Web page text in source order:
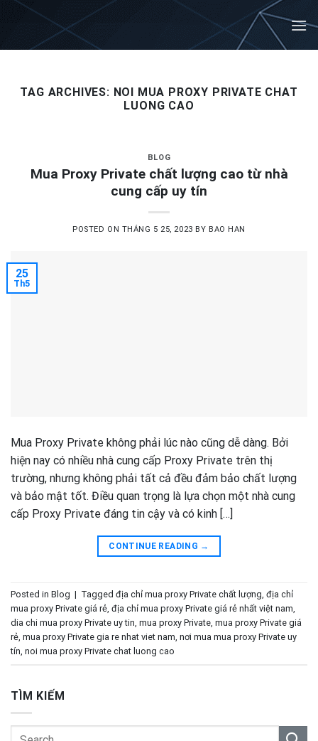
Skip
content
TAG ARCHIVES: NOI MUA PROXY PRIVATE CHAT
LUONG CAO
BLOG
Mua Proxy Private chất lượng cao từ nhà
cung cấp uy tín
POSTED ON THÁNG 5 25, 2023 BY BAO HAN
25
Th5
Mua Proxy Private không phải lúc nào cũng dễ dàng. Bởi
hiện nay có nhiều nhà cung cấp Proxy Private trên thị
trường, nhưng không phải tất cả đều đảm bảo chất lượng
và bảo mật tốt. Điều quan trọng là lựa chọn một nhà cung
cấp Proxy Private đáng tin cậy và có kinh […]
CONTINUE READING →
Posted in Blog | Tagged địa chỉ mua proxy Private chất lượng, địa chỉ
mua proxy Private giá rẻ, địa chỉ mua proxy Private giá rẻ nhất việt nam,
dia chi mua proxy Private uy tin, mua proxy Private, mua proxy Private giá
rẻ, mua proxy Private gia re nhat viet nam, nơi mua mua proxy Private uy
tín, noi mua proxy Private chat luong cao
TÌM KIẾM